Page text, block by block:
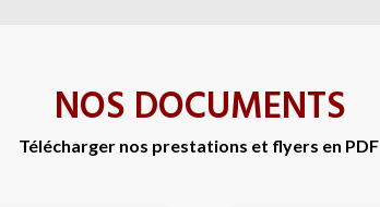
NOS DOCUMENTS
Télécharger nos prestations et flyers en PDF